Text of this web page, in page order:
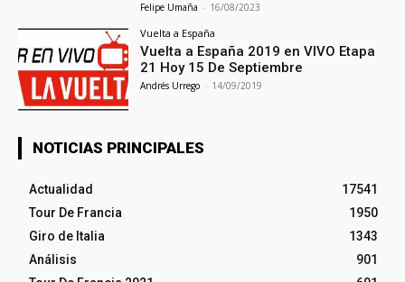
Felipe Umaña - 16/08/2023
Vuelta a España
Vuelta a España 2019 en VIVO Etapa
21 Hoy 15 De Septiembre
Andrés Urrego - 14/09/2019
NOTICIAS PRINCIPALES
Actualidad
17541
Tour De Francia
1950
Giro de Italia
1343
Análisis
901